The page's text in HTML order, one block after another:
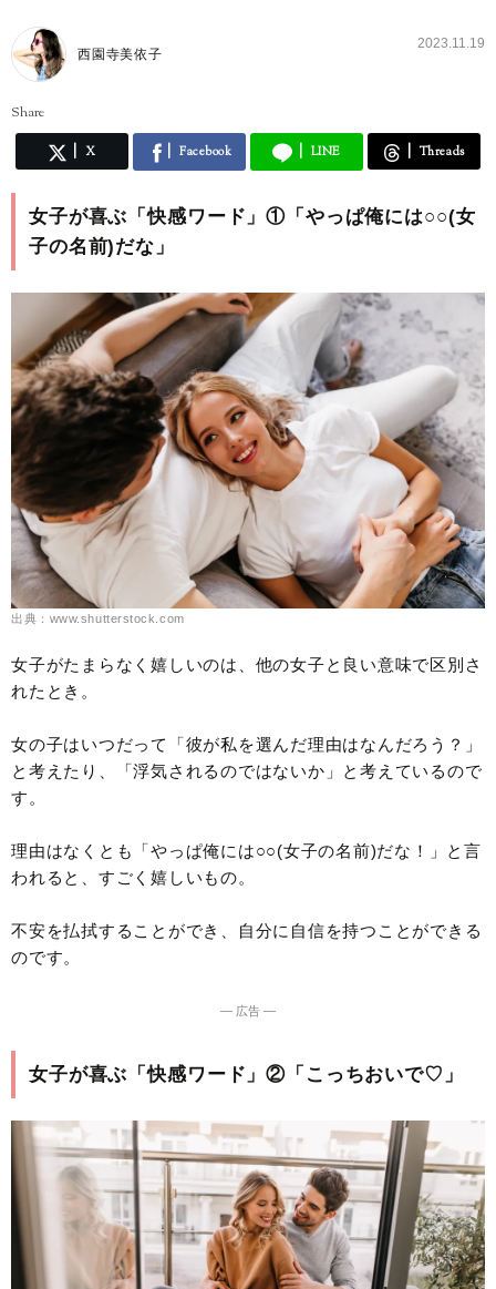
西園寺美依子
2023.11.19
Share
X Facebook LINE Threads
女子が喜ぶ「快感ワード」①「やっぱ俺には○○(女
子の名前)だな」
出典：www.shutterstock.com
女子がたまらなく嬉しいのは、他の女子と良い意味で区別さ
れたとき。
女の子はいつだって「彼が私を選んだ理由はなんだろう？」
と考えたり、「浮気されるのではないか」と考えているので
す。
理由はなくとも「やっぱ俺には○○(女子の名前)だな！」と言
われると、すごく嬉しいもの。
不安を払拭することができ、自分に自信を持つことができる
のです。
― 広告 ―
女子が喜ぶ「快感ワード」②「こっちおいで♡」